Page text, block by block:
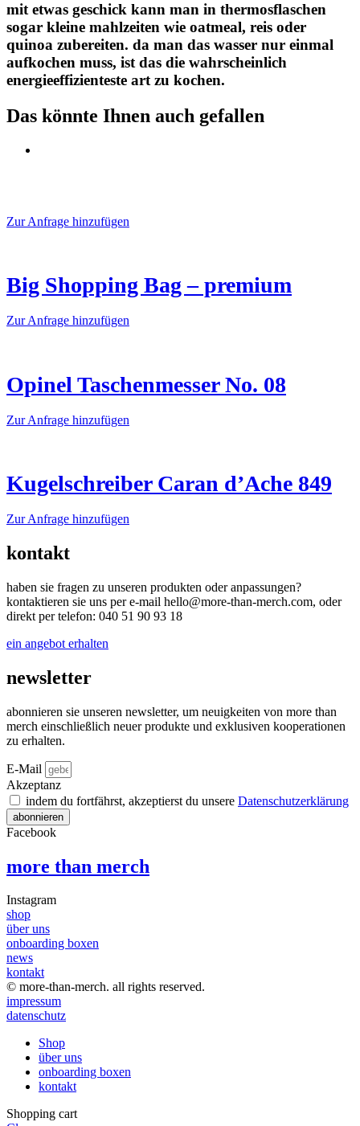
mit etwas geschick kann man in thermosflaschen
sogar kleine mahlzeiten wie oatmeal, reis oder
quinoa zubereiten. da man das wasser nur einmal
aufkochen muss, ist das die wahrscheinlich
energieeffizienteste art zu kochen.
Das könnte Ihnen auch gefallen
Zur Anfrage hinzufügen
Varianten
auf.
Optionen
Produktseite
gewählt
Big Shopping Bag – premium
Zur Anfrage hinzufügen
auf.
Optionen
Produktseite
gewählt
Opinel Taschenmesser No. 08
Zur Anfrage hinzufügen
Varianten
auf.
Optionen
gewählt
werden
Kugelschreiber Caran d’Ache 849
Zur Anfrage hinzufügen
auf.
Die
Optionen
werden
kontakt
haben sie fragen zu unseren produkten oder anpassungen?
kontaktieren sie uns per e-mail hello@more-than-merch.com, oder
direkt per telefon: 040 51 90 93 18
ein angebot erhalten
newsletter
abonnieren sie unseren newsletter, um neuigkeiten von more than
merch einschließlich neuer produkte und exklusiven kooperationen
zu erhalten.
E-Mail
Akzeptanz
indem du fortfährst, akzeptierst du unsere Datenschutz­erklärung
abonnieren
Facebook
more than merch
Instagram
shop
über uns
onboarding boxen
news
kontakt
© more-than-merch. all rights reserved.
impressum
datenschutz
Shop
über uns
onboarding boxen
kontakt
Shopping cart